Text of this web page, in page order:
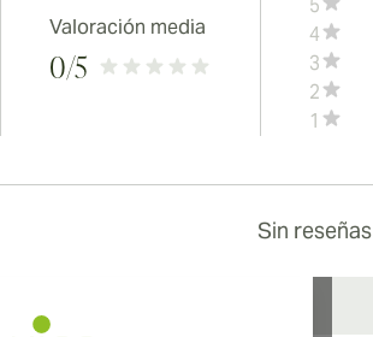
Valoración media
0/5
5
4
3
2
1
Sin reseñas